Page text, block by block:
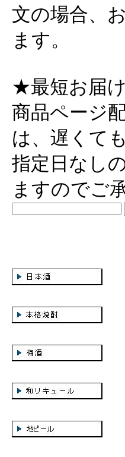
文の場合、
ます。
★最短お届
商品ページ
は、遅くて
指定日なし
ますのでご